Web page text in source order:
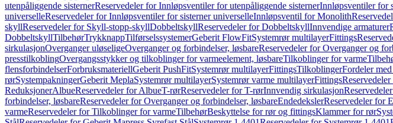
utenpåliggende sisternerReservedeler for Innløpsventiler for utenpåliggende sisternerInnløpsventiler for
universelleReservedeler for Innløpsventiler for sisterner universelleInnløpsventil for Monolith
skyllReservedeler for Skyll-stopp-skyllDobbeltskyllReservedeler for DobbeltskyllInnvendige armaturer
DobbeltskyllTilbehørTrykknappTilførselssystemerGeberit FlowFitSystemrør multilayerFittings
sirkulasjonOverganger uløseligeOverganger og forbindelser, løsbareReservedeler for Overganger og
presstilkoblingOvergangsstykker og tilkoblinger for varmeelement, løsbareTilkoblinger for varme
flensforbindelserForbruksmateriellGeberit PushFitSystemrør multilayerFittingsTilkoblingerFordeler
rørSystempakningerGeberit MeplaSystemrør multilayerSystemrør varme multilayerFittings
ReduksjonerAlbueReservedeler for AlbueT-rørReservedeler for T-rørInnvendig sirkulasjon
forbindelser, løsbareReservedeler for Overganger og forbindelser, løsbareEndedekslerReservedeler for
varmeReservedeler for Tilkoblinger for varmeTilbehørBeskyttelse for rør og fittingsKlammer for rør